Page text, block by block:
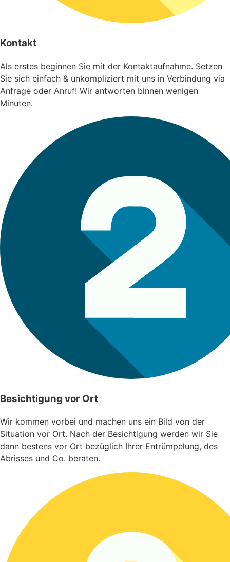
Kontakt
Als erstes beginnen Sie mit der Kontaktaufnahme. Setzen
Sie sich einfach & unkompliziert mit uns in Verbindung via
Anfrage oder Anruf! Wir antworten binnen wenigen
Minuten.
Besichtigung vor Ort
Wir kommen vorbei und machen uns ein Bild von der
Situation vor Ort. Nach der Besichtigung werden wir Sie
dann bestens vor Ort bezüglich Ihrer Entrümpelung, des
Abrisses und Co. beraten.